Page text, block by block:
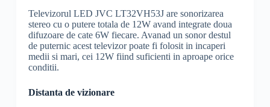
Televizorul LED JVC LT32VH53J are sonorizarea
stereo cu o putere totala de 12W avand integrate doua
difuzoare de cate 6W fiecare. Avanad un sonor destul
de puternic acest televizor poate fi folosit in incaperi
medii si mari, cei 12W fiind suficienti in aproape orice
conditii.
Distanta de vizionare